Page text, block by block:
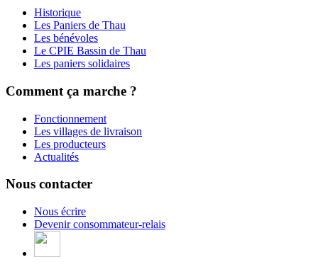
Historique
Les Paniers de Thau
Les bénévoles
Le CPIE Bassin de Thau
Les paniers solidaires
Comment ça marche ?
Fonctionnement
Les villages de livraison
Les producteurs
Actualités
Nous contacter
Nous écrire
Devenir consommateur-relais